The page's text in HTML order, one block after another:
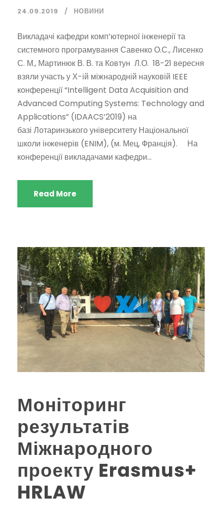
24.09.2019 НОВИНИ
Викладачі кафедри комп’ютерної інженерії та
системного програмування Савенко О.С., Лисенко
С. М., Мартинюк В. В. та Ковтун Л.О. 18-21 вересня
взяли участь у Х-ій міжнародній науковій IEEE
конференції “Intelligent Data Acquisition and
Advanced Computing Systems: Technology and
Applications” (IDAACS’2019) на
базі Лотаринзького університету Національної
школи інженерів (ENIM), (м. Мец, Франція). На
конференції викладачами кафедри...
Read More
Моніторинг
результатів
Міжнародного
проекту Erasmus+
HRLAW